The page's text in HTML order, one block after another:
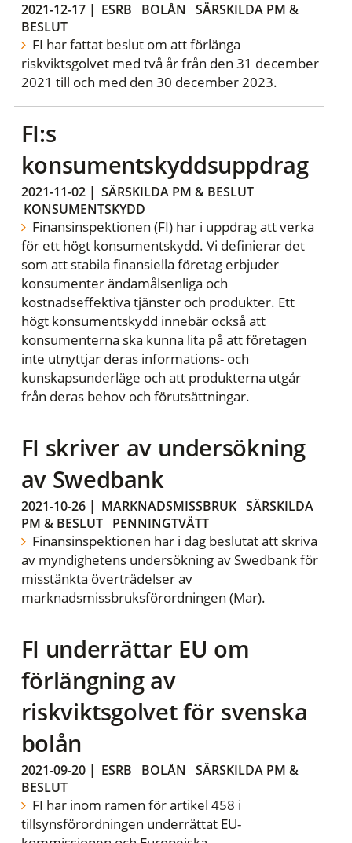
2021-12-17| ESRB BOLÅN
SÄRSKILDA PM &
BESLUT
FI har fattat beslut om att förlänga
riskviktsgolvet med två år från den 31 december
2021 till och med den 30 december 2023.
FI:s
konsumentskyddsuppdrag
2021-11-02| SÄRSKILDA PM & BESLUT
KONSUMENTSKYDD
Finansinspektionen (FI) har i uppdrag att verka
för ett högt konsumentskydd. Vi definierar det
som att stabila finansiella företag erbjuder
konsumenter ändamålsenliga och
kostnadseffektiva tjänster och produkter. Ett
högt konsumentskydd innebär också att
konsumenterna ska kunna lita på att företagen
inte utnyttjar deras informations- och
kunskapsunderläge och att produkterna utgår
från deras behov och förutsättningar.
FI skriver av undersökning
av Swedbank
2021-10-26| MARKNADSMISSBRUK SÄRSKILDA
PM & BESLUT
PENNINGTVÄTT
Finansinspektionen har i dag beslutat att skriva
av myndighetens undersökning av Swedbank för
misstänkta överträdelser av
marknadsmissbruksförordningen (Mar).
FI underrättar EU om
förlängning av
riskviktsgolvet för svenska
bolån
2021-09-20| ESRB BOLÅN
SÄRSKILDA PM &
BESLUT
FI har inom ramen för artikel 458 i
tillsynsförordningen underrättat EU-